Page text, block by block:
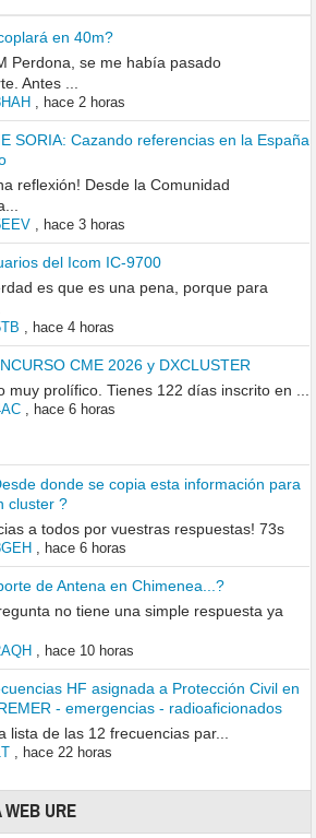
en 40m?
Perdona, se me había pasado
Antes ...
, hace 2 horas
SORIA: Cazando referencias en la España
reflexión! Desde la Comunidad
, hace 3 horas
del Icom IC-9700
es que es una pena, porque para
hace 4 horas
CME 2026 y DXCLUSTER
muy prolífico. Tienes 122 días inscrito en ...
, hace 6 horas
donde se copia esta información para
cluster ?
a todos por vuestras respuestas! 73s
, hace 6 horas
de Antena en Chimenea...?
no tiene una simple respuesta ya
, hace 10 horas
HF asignada a Protección Civil en
- emergencias - radioaficionados
lista de las 12 frecuencias par...
, hace 22 horas
URE